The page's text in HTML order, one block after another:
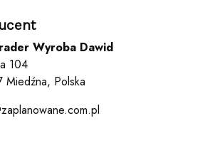
Wyroba Dawid
104
Miedźna, Polska